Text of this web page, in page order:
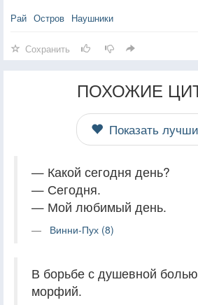
Рай Остров Наушники
Сохранить
ПОХОЖИЕ
Показать
— Какой сегодня день?
— Сегодня.
— Мой любимый день.
Винни-Пух (8)
В борьбе с душевной
морфий.